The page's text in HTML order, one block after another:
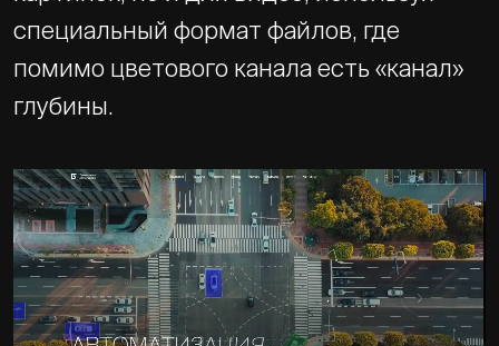
специальный формат файлов, где
помимо цветового канала есть «канал»
глубины.